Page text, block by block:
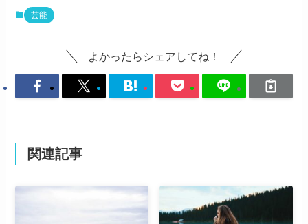
芸能
よかったらシェアしてね！
関連記事